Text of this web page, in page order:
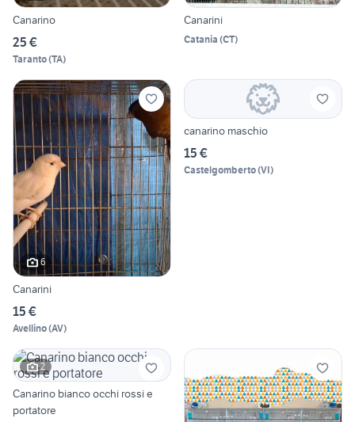
Canarino
25 €
Taranto(TA)
Canarini
Catania (CT)
6
Canarini
15 €
Avellino(AV)
canarino maschio
15 €
Castelgomberto(VI)
2
Canarino bianco occhi rossi e
portatore